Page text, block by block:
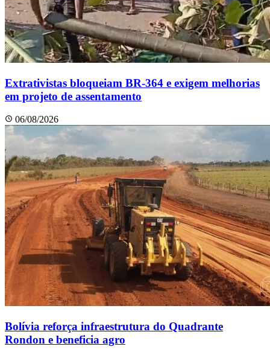
Extrativistas bloqueiam BR-364 e exigem melhorias
em projeto de assentamento
06/08/2026
Bolívia reforça infraestrutura do Quadrante
Rondon e beneficia agro